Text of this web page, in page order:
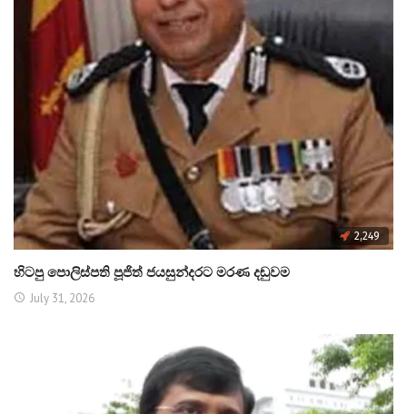
2,249
හිටපු පොලිස්පති පූජිත් ජයසුන්දරට මරණ දඬුවම
July 31, 2026